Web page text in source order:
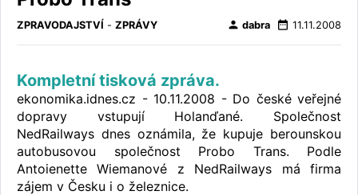
ZPRAVODAJSTVÍ - ZPRÁVY person dabra date_range 11.11.2008
Kompletní tisková zpráva.
ekonomika.idnes.cz - 10.11.2008 - Do české veřejné
dopravy vstupují Holanďané. Společnost
NedRailways dnes oznámila, že kupuje berounskou
autobusovou společnost Probo Trans. Podle
Antoienette Wiemanové z NedRailways má firma
zájem v Česku i o železnice.